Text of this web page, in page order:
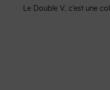
Le Double V, c’est une